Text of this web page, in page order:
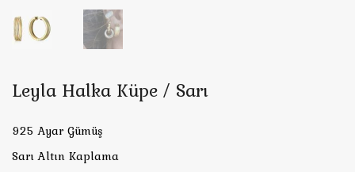
Leyla Halka Küpe / Sarı
925 Ayar Gümüş
Sarı Altın Kaplama